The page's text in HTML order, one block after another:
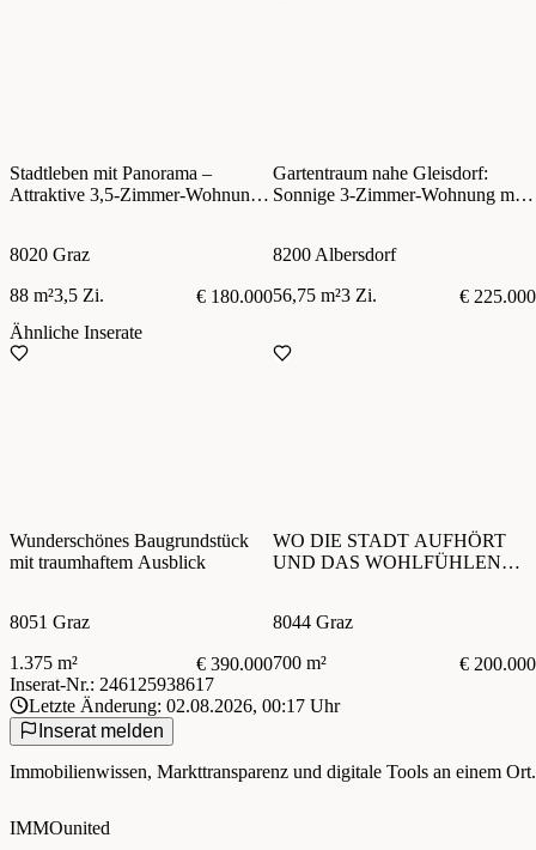
Stadtleben mit Panorama –
Attraktive 3,5-Zimmer-Wohnung
8020 Graz
88 m²3,5 Zi. € 180.000
Gartentraum nahe Gleisdorf:
Sonnige 3-Zimmer-Wohnung mit
8200 Albersdorf
56,75 m²3 Zi.
€ 225.000
Ähnliche Inserate
Wunderschönes Baugrundstück
mit traumhaftem Ausblick
8051 Graz
1.375 m²
€ 390.000
WO DIE STADT AUFHÖRT
UND DAS WOHLFÜHLEN
8044 Graz
700 m²
€ 200.000
Inserat-Nr.: 246125938617
Letzte Änderung: 02.08.2026, 00:17 Uhr
Inserat melden
Immobilienwissen, Markttransparenz und digitale Tools an einem Ort.
IMMOunited